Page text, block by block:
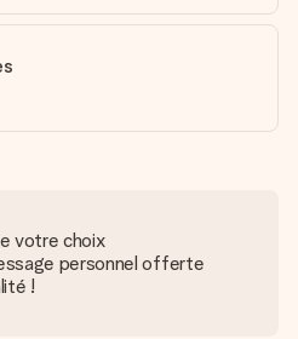
votre choix
personnel offerte
!